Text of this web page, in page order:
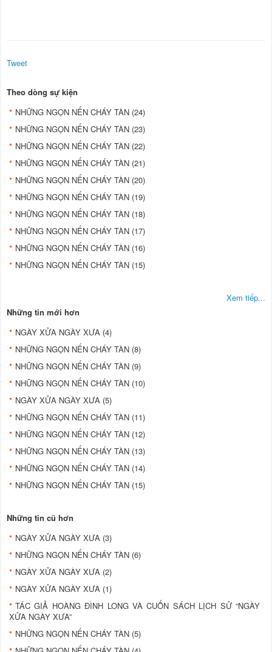
Tweet
Theo dòng sự kiện
NHỮNG NGỌN NẾN CHÁY TÀN (24)
NHỮNG NGỌN NẾN CHÁY TÀN (23)
NHỮNG NGỌN NẾN CHÁY TÀN (22)
NHỮNG NGỌN NẾN CHÁY TÀN (21)
NHỮNG NGỌN NẾN CHÁY TÀN (20)
NHỮNG NGỌN NẾN CHÁY TÀN (19)
NHỮNG NGỌN NẾN CHÁY TÀN (18)
NHỮNG NGỌN NẾN CHÁY TÀN (17)
NHỮNG NGỌN NẾN CHÁY TÀN (16)
NHỮNG NGỌN NẾN CHÁY TÀN (15)
Xem tiếp...
Những tin mới hơn
NGÀY XỬA NGÀY XƯA (4)
NHỮNG NGỌN NẾN CHÁY TÀN (8)
NHỮNG NGỌN NẾN CHÁY TÀN (9)
NHỮNG NGỌN NẾN CHÁY TÀN (10)
NGÀY XỬA NGÀY XƯA (5)
NHỮNG NGỌN NẾN CHÁY TÀN (11)
NHỮNG NGỌN NẾN CHÁY TÀN (12)
NHỮNG NGỌN NẾN CHÁY TÀN (13)
NHỮNG NGỌN NẾN CHÁY TÀN (14)
NHỮNG NGỌN NẾN CHÁY TÀN (15)
Những tin cũ hơn
NGÀY XỬA NGÀY XƯA (3)
NHỮNG NGỌN NẾN CHÁY TÀN (6)
NGÀY XỬA NGÀY XƯA (2)
NGÀY XỬA NGÀY XƯA (1)
TÁC GIẢ HOÀNG ĐÌNH LONG VÀ CUỐN SÁCH LỊCH SỬ “NGÀY
XỬA NGÀY XƯA”
NHỮNG NGỌN NẾN CHÁY TÀN (5)